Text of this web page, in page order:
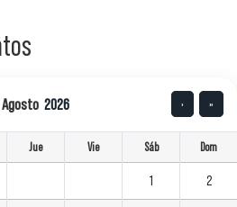
Agosto 2026 › »
Jue Vie Sáb Dom
1 2